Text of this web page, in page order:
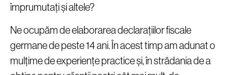
împrumutați și altele?
Ne ocupăm de elaborarea declarațiilor fiscale
germane de peste 14 ani. În acest timp am adunat o
mulțime de experiențe practice și, în strădania de a